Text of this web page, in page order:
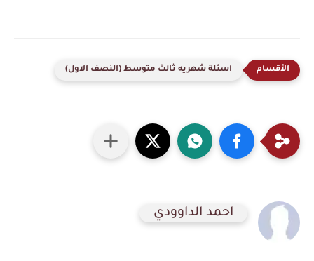
اسئلة شهريه ثالث متوسط (النصف الاول)
احمد الداوودي